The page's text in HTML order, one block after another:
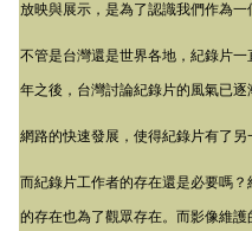
放映與展示，是為了認識我們作為一
不管是台灣還是世界各地，紀錄片
年之後，台灣討論紀錄片的風氣已
網路的快速發展，使得紀錄片有了
而紀錄片工作者的存在還是必要嗎
的存在也為了觀眾存在。而影像維